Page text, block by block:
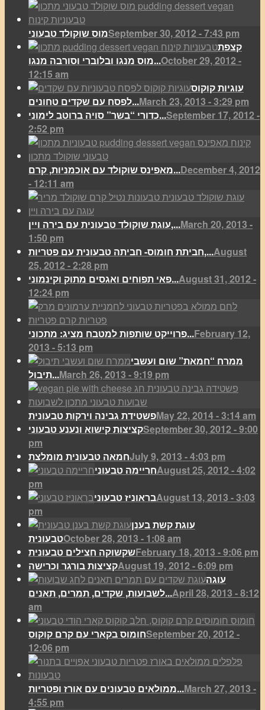
מוס שוקולד טבעוניSeptember 30, 2012 - 7:43 pm
קצפת
מוס מנגו ובלוברי וסורבה מנגו...October 29, 2012 -
12:15 am
עוגיות קוקוס
לפסח עם שקדים טחונים...March 23, 2013 - 3:29 pm
כדורי “בשר” סויה ברוטב לימוני...September 17, 2012 -
2:52 pm
מאפינס שוקולד עם אוכמניות, קרם...December 4, 2012
- 12:11 am
עוגת שוקולד טבעונית עם בירה ויין,...March 20, 2013 -
1:50 pm
חביתת חומוס- חביתה טבעונית עם פטריות,...August
25, 2012 - 2:28 pm
פאי תפוחים ואגסים מתוק וקינמוני...August 31, 2012 -
12:24 pm
פרוייקט שותפות למטבח מציג: מתכוני...February 12,
2013 - 5:13 pm
ממרח “חמאת” שום ועשבי
תיבול...March 26, 2013 - 9:19 pm
פשטידת גבינה וירקות טבעוניתMay 22, 2014 - 3:14 am
קציצות קישוא ונענע טבעוניSeptember 30, 2012 - 9:00
pm
חמאה טבעונית מומלצתJuly 9, 2013 - 4:03 pm
חריימה טבעוניAugust 25, 2012 - 4:02
pm
בראוניז טבעוניAugust 13, 2013 - 3:03
pm
עוגת קשת בענן
טבעוניתOctober 28, 2013 - 1:08 am
שקשוקה חצילים טבעוניתFebruary 18, 2013 - 9:06 pm
קציצות בורגר וכרישהAugust 19, 2012 - 6:09 pm
עוגה
לשבועות, שקדים, תמרים, תאנים...April 28, 2013 - 8:12
am
חומוס בקארי עם קרם קוקוסSeptember 20, 2012 -
12:06 pm
ממולאים טבעונים עם אורז ופטריות...March 27, 2013 -
4:55 pm